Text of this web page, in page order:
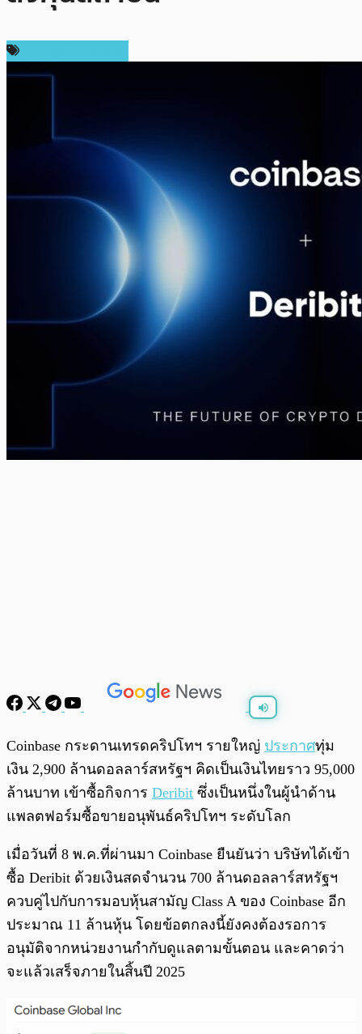
0:00
Coinbase กระดานเทรดคริปโทฯ รายใหญ่ ประกาศทุ่ม
เงิน 2,900 ล้านดอลลาร์สหรัฐฯ คิดเป็นเงินไทยราว 95,000
ล้านบาท เข้าซื้อกิจการ Deribit ซึ่งเป็นหนึ่งในผู้นำด้าน
แพลตฟอร์มซื้อขายอนุพันธ์คริปโทฯ ระดับโลก
เมื่อวันที่ 8 พ.ค.ที่ผ่านมา Coinbase ยืนยันว่า บริษัทได้เข้า
ซื้อ Deribit ด้วยเงินสดจำนวน 700 ล้านดอลลาร์สหรัฐฯ
ควบคู่ไปกับการมอบหุ้นสามัญ Class A ของ Coinbase อีก
ประมาณ 11 ล้านหุ้น โดยข้อตกลงนี้ยังคงต้องรอการ
อนุมัติจากหน่วยงานกำกับดูแลตามขั้นตอน และคาดว่า
จะแล้วเสร็จภายในสิ้นปี 2025